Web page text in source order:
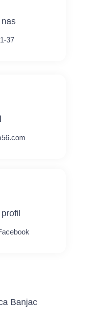
37
Banjac